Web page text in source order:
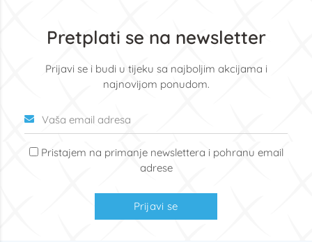
Pretplati se na newsletter
Prijavi se i budi u tijeku sa najboljim akcijama i
najnovijom ponudom.
Pristajem na primanje newslettera i pohranu email
adrese
Prijavi se